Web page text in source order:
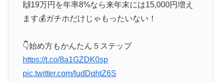
🙌19万円を年率8%なら来年末には15,000円増え
ます💰ガチホだけじゃもったいない！
👇始め方もかんたん５ステップ
https://t.co/8a1GZDK0sp
pic.twitter.com/IudDqhtZ6S